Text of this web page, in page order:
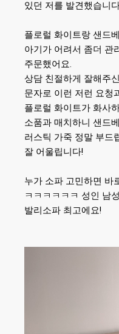
있던 저를 발견했습니
플로럴 화이트랑 샌드
아기가 어려서 좀더 관
주문했어요.
상담 친절하게 잘해주
문자로 이런 저런 요청
플로럴 화이트가 화사
소품과 매치하니 샌드
러스틱 가죽 정말 부드
잘 어울립니다!
누가 소파 고민하면 바
ㅋㅋㅋㅋㅋㅋ 성인 남
발리소파 최고에요!